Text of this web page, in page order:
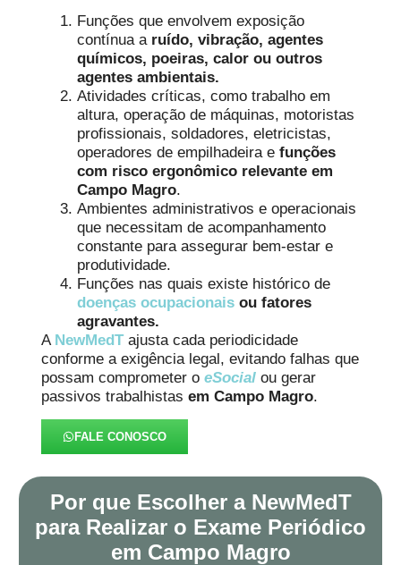
Funções que envolvem exposição
contínua a ruído, vibração, agentes
químicos, poeiras, calor ou outros
agentes ambientais.
Atividades críticas, como trabalho em
altura, operação de máquinas, motoristas
profissionais, soldadores, eletricistas,
operadores de empilhadeira efunções
com risco ergonômico relevante em
Campo Magro.
Ambientes administrativos e operacionais
que necessitam de acompanhamento
constante para assegurar bem-estar e
produtividade.
Funções nas quais existe histórico de
doenças ocupacionais ou fatores
agravantes.
A NewMedT ajusta cada periodicidade
conforme a exigência legal, evitando falhas que
possam comprometer oeSocial ou gerar
passivos trabalhistasem Campo Magro.
FALE CONOSCO
Por que Escolher a NewMedT
para Realizar o Exame Periódico
em Campo Magro